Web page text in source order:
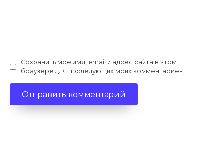
Сохранить моё имя, email и адрес сайта в этом
браузере для последующих моих комментариев.